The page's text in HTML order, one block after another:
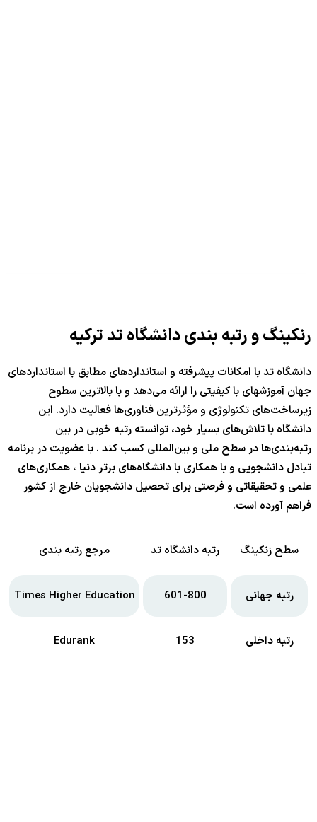
رنکینگ و رتبه بندی دانشگاه تد ترکیه
دانشگاه تد با امکانات پیشرفته و استانداردهای مطابق با استانداردهای
جهان آموزشهای با کیفیتی را ارائه می‌دهد و با بالاترین سطوح
زیرساخت‌های تکنولوژی و مؤثرترین فناوری‌ها فعالیت دارد. این
دانشگاه با تلاش‌های بسیار خود، توانسته رتبه خوبی در بین
رتبه‌بندی‌ها در سطح ملی و بین‌المللی کسب کند . با عضویت در برنامه
تبادل دانشجویی و با همکاری با دانشگاه‌های برتر دنیا ، همکاری‌های
علمی و تحقیقاتی و فرصتی برای تحصیل دانشجویان خارج از کشور
فراهم آورده است.
سطح زنکینگ رتبه دانشگاه تد مرجع رتبه بندی
رتبه جهانی 601-800
Times Higher Education
رتبه داخلی 153
Edurank